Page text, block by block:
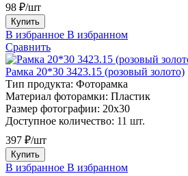
98 ₽/шт
Купить
В избранное В избранном
Сравнить
Рамка 20*30 3423.15 (розовый золото)
Тип продукта: Фоторамка
Материал фоторамки: Пластик
Размер фотографии: 20х30
Доступное количество: 11 шт.
397 ₽/шт
Купить
В избранное В избранном